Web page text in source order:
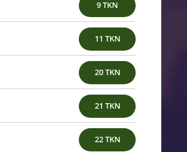
9 TKN
11 TKN
20 TKN
21 TKN
22 TKN